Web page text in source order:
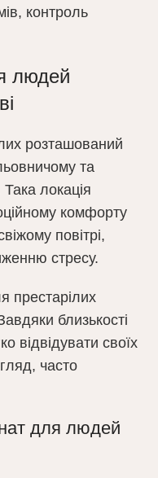
контроль
людей
розташований
та
локація
комфорту
повітрі,
стресу.
престарілих
близькості
відвідувати своїх
часто
для людей